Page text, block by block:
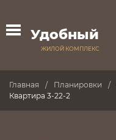
Удобный
ЖИЛОЙ КОМПЛЕКС
Главная Планировки
Квартира 3-22-2